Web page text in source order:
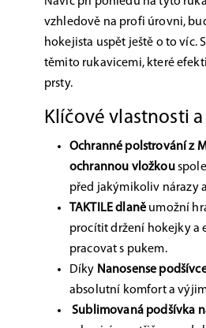
vzhledově na profi úrovni,
hokejista uspět ještě o to víc.
těmito rukavicemi, které
prsty.
Klíčové vlastnosti
Ochranné polstrování z
ochrannou vložkou
před jakýmikoliv nárazy
TAKTILE dlaně umožní
procítit držení hokejky a
pracovat s pukem.
Díky Nanosense
absolutní komfort a
Sublimovaná podšívka